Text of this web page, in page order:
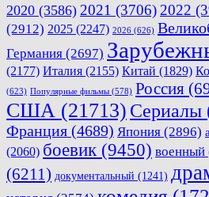
2020 (3586) 2021 (3706) 2022
(2912) 2025 (2247) 2026 (626)
Германия (2697)
(2177) Италия (2155) Китай (1829)
(623) Популярные фильмы (578) Россия
США (21713) Сериалы
Франция (4689) Япония (2896)
(2060) боевик (9450) военный
(6211) документальный (1241)